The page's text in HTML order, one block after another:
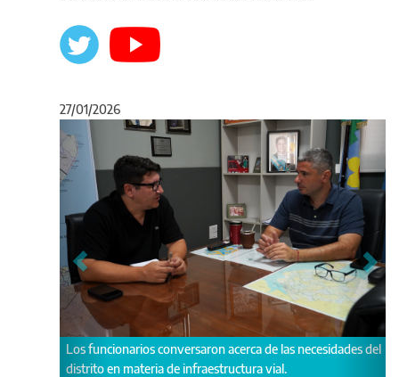
27/01/2026
conversaron acerca de las necesidades del
materia de infraestructura vial.
Caggiano y Cerezo se
de trabajo de forma
Anterior